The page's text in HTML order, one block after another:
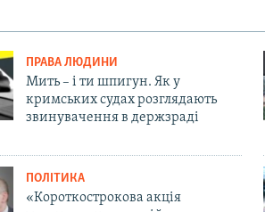
ПРАВА ЛЮДИНИ
Мить – і ти шпигун. Як у
кримських судах розглядають
звинувачення в держзраді
ПОЛІТИКА
«Короткострокова акція